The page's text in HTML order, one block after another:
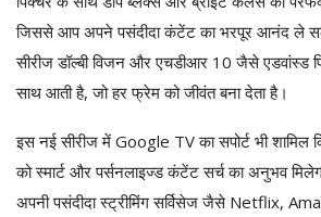
जिससे आप अपने पसंदीदा कंटेंट का भरपूर आनंद ले
सीरीज डॉल्बी विजन और एचडीआर 10 जैसे एडवांस्ड
साथ आती है, जो हर फ्रेम को जीवंत बना देता है।
इस नई सीरीज में Google TV का सपोर्ट भी शामिल
को स्मार्ट और पर्सनलाइज्ड कंटेंट सर्च का अनुभव
अपनी पसंदीदा स्ट्रीमिंग सर्विसेज जैसे Netflix,